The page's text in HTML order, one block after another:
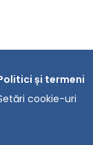
și termeni
cookie-uri